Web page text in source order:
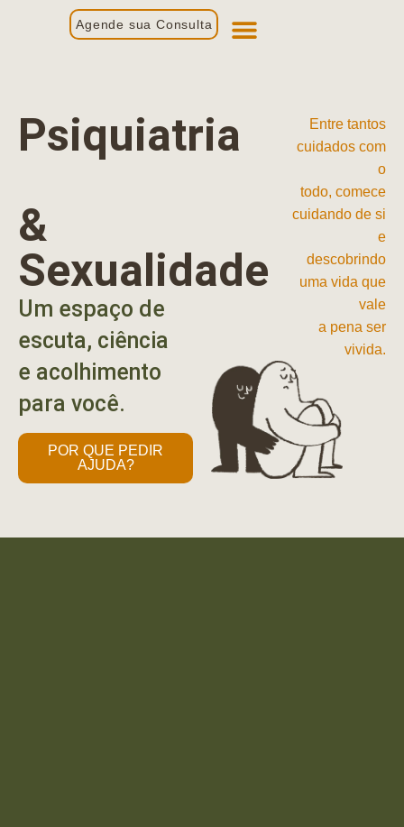
Agende sua Consulta
Psiquiatria
&
Sexualidade
Um espaço de
escuta, ciência
e acolhimento
para você.
POR QUE PEDIR
AJUDA?
Entre tantos
cuidados com
o
todo, comece
cuidando de si
e
descobrindo
uma vida que
vale
a pena ser
vivida.